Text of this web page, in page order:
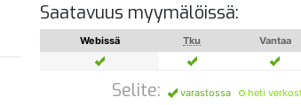
Saatavuus myymälöissä:
Webissä Tku Vantaa
Selite: varastossa heti